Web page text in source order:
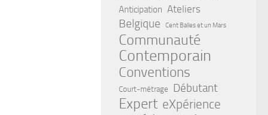
Anticipation Ateliers
Belgique Cent Balles et un Mars
Communauté
Contemporain
Conventions
Court-métrage Débutant
Expert eXpérience